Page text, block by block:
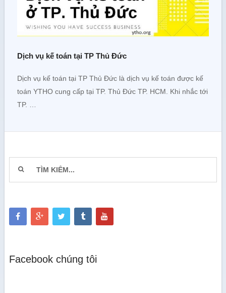
Dịch vụ kế toán tại TP Thủ Đức
Dịch vụ kế toán tại TP Thủ Đức là dịch vụ kế toán được kế
toán YTHO cung cấp tại TP. Thủ Đức TP. HCM. Khi nhắc tới
TP. …
Facebook chúng tôi